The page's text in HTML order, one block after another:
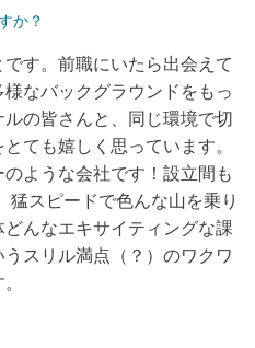
か？
す。前職にいたら出会えて
なバックグラウンドをもっ
の皆さんと、同じ環境で切
ても嬉しく思っています。
ような会社です！設立間も
スピードで色んな山を乗り
んなエキサイティングな課
スリル満点（？）のワクワ